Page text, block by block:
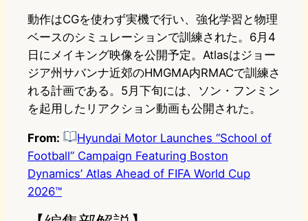
動作はCGを使わず実機で行い、強化学習と物理
ベースのシミュレーションで訓練された。6月4
日にメイキング映像を公開予定。Atlasはジョー
ジア州サバンナ近郊のHMGMA内RMACで訓練さ
れる計画である。5月下旬には、ソン・フンミン
を起用したリアクション動画も公開された。
From:
Hyundai Motor Launches “School of
Football” Campaign Featuring Boston
Dynamics’ Atlas Ahead of FIFA World Cup
2026™